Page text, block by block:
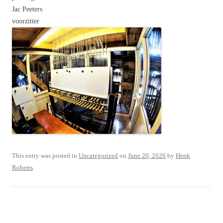
Jac Peeters
voorzitter
This entry was posted in Uncategorized on June 20, 2026 by Henk
Roberts